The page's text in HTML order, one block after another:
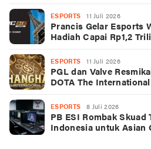
ESPORTS 11 Juli 2026
Prancis Gelar Esports
Hadiah Capai Rp1,2
ESPORTS 11 Juli 2026
PGL dan Valve
DOTA The
ESPORTS 8 Juli 2026
PB ESI Rombak
Indonesia untuk Asian